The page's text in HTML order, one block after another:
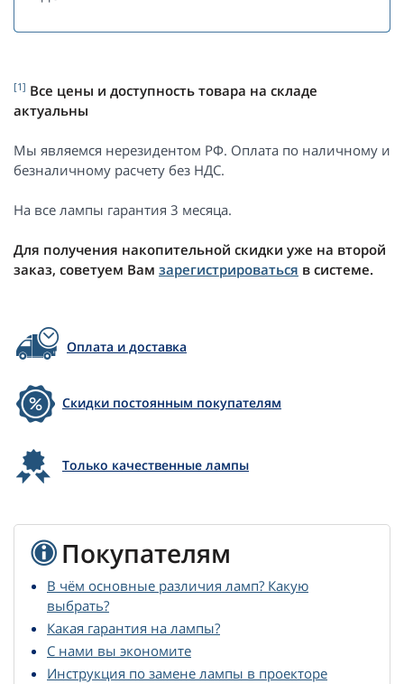
[1] Все цены и доступность товара на складе
актуальны
Мы являемся нерезидентом РФ. Оплата по наличному и
безналичному расчету без НДС.
На все лампы гарантия 3 месяца.
Для получения накопительной скидки уже на второй
заказ, советуем Вам зарегистрироваться в системе.
Оплата и доставка
Скидки постоянным покупателям
Только качественные лампы
Покупателям
В чём основные различия ламп? Какую
выбрать?
Какая гарантия на лампы?
С нами вы экономите
Инструкция по замене лампы в проекторе